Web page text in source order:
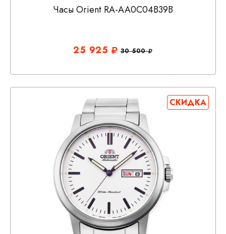
Часы Orient RA-AA0C04B39B
25 925 30 500
СКИДКА